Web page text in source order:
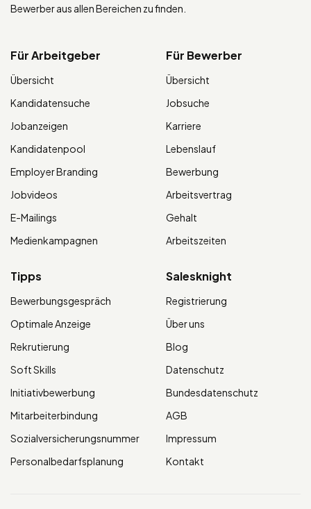
Bewerber aus allen Bereichen zu finden.
Für Arbeitgeber
Übersicht
Kandidatensuche
Jobanzeigen
Kandidatenpool
Employer Branding
Jobvideos
E-Mailings
Medienkampagnen
Für Bewerber
Übersicht
Jobsuche
Karriere
Lebenslauf
Bewerbung
Arbeitsvertrag
Gehalt
Arbeitszeiten
Tipps
Bewerbungsgespräch
Optimale Anzeige
Rekrutierung
Soft Skills
Initiativbewerbung
Mitarbeiterbindung
Sozialversicherungsnummer
Personalbedarfsplanung
Salesknight
Registrierung
Über uns
Blog
Datenschutz
Bundesdatenschutz
AGB
Impressum
Kontakt